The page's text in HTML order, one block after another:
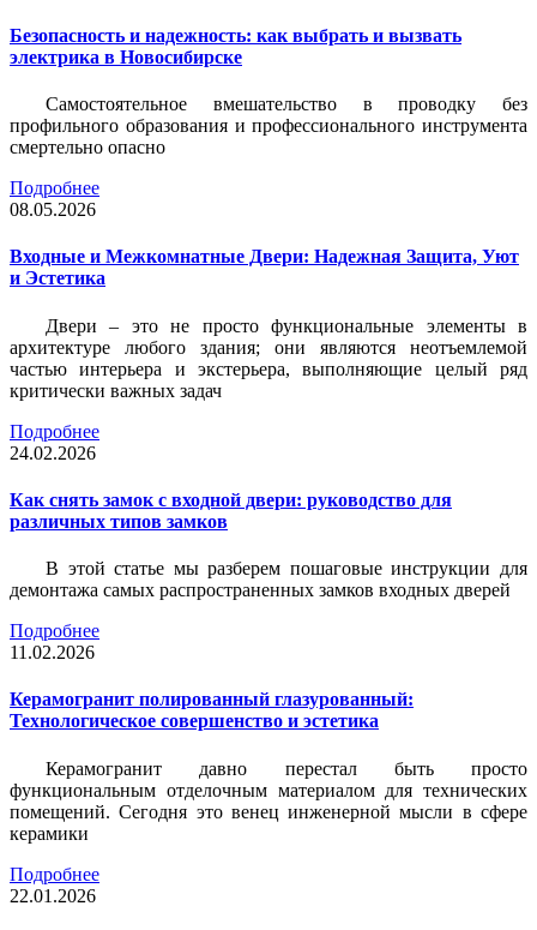
Безопасность и надежность: как выбрать и вызвать
электрика в Новосибирске
Самостоятельное вмешательство в проводку без
профильного образования и профессионального инструмента
смертельно опасно
Подробнее
08.05.2026
Входные и Межкомнатные Двери: Надежная Защита, Уют
и Эстетика
Двери – это не просто функциональные элементы в
архитектуре любого здания; они являются неотъемлемой
частью интерьера и экстерьера, выполняющие целый ряд
критически важных задач
Подробнее
24.02.2026
Как снять замок с входной двери: руководство для
различных типов замков
В этой статье мы разберем пошаговые инструкции для
демонтажа самых распространенных замков входных дверей
Подробнее
11.02.2026
Керамогранит полированный глазурованный:
Технологическое совершенство и эстетика
Керамогранит давно перестал быть просто
функциональным отделочным материалом для технических
помещений. Сегодня это венец инженерной мысли в сфере
керамики
Подробнее
22.01.2026